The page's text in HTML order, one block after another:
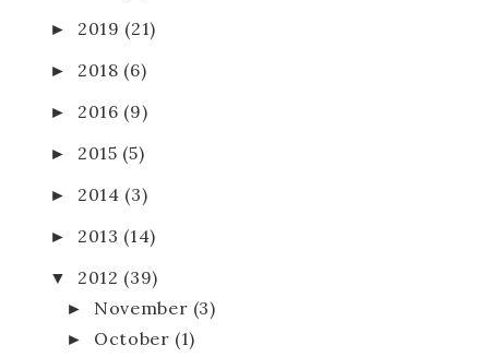
► 2019 (21)
► 2018 (6)
► 2016 (9)
► 2015 (5)
► 2014 (3)
► 2013 (14)
▼ 2012 (39)
► November (3)
► October (1)